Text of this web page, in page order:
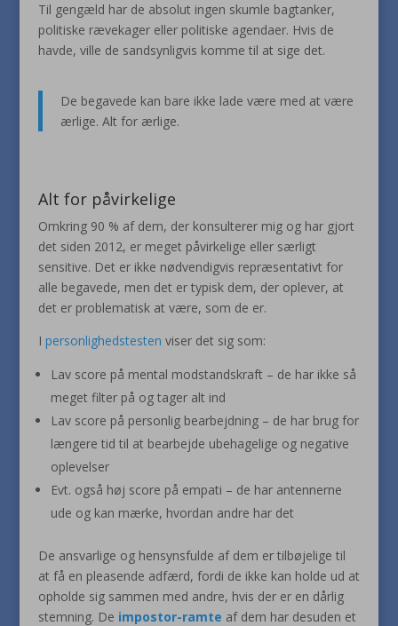
Til gengæld har de absolut ingen skumle bagtanker,
politiske rævekager eller politiske agendaer. Hvis de
havde, ville de sandsynligvis komme til at sige det.
De begavede kan bare ikke lade være med at være
ærlige. Alt for ærlige.
Alt for påvirkelige
Omkring 90 % af dem, der konsulterer mig og har gjort
det siden 2012, er meget påvirkelige eller særligt
sensitive. Det er ikke nødvendigvis repræsentativt for
alle begavede, men det er typisk dem, der oplever, at
det er problematisk at være, som de er.
I personlighedstesten viser det sig som:
Lav score på mental modstandskraft – de har ikke så
meget filter på og tager alt ind
Lav score på personlig bearbejdning – de har brug for
længere tid til at bearbejde ubehagelige og negative
oplevelser
Evt. også høj score på empati – de har antennerne
ude og kan mærke, hvordan andre har det
De ansvarlige og hensynsfulde af dem er tilbøjelige til
at få en pleasende adfærd, fordi de ikke kan holde ud at
opholde sig sammen med andre, hvis der er en dårlig
stemning. De impostor-ramte af dem har desuden et